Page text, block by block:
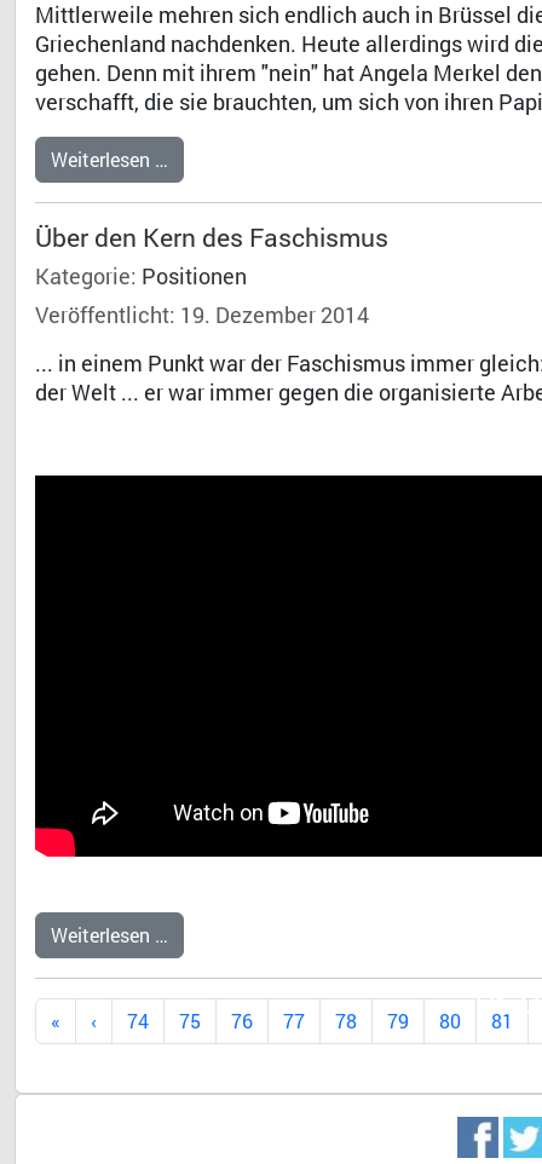
Dr.
Mittlerweile mehren sich endlich auch in Brüssel
Griechenland nachdenken. Heute allerdings wird
gehen. Denn mit ihrem "nein" hat Angela Merkel
verschafft, die sie brauchten, um sich von ihren
Weiterlesen …
Über den Kern des Faschismus
Kategorie: Positionen
Veröffentlicht: 19. Dezember 2014
... in einem Punkt war der Faschismus immer
der Welt ... er war immer gegen die organisierte
Weiterlesen …
74 75 76 77 78 79 80 81